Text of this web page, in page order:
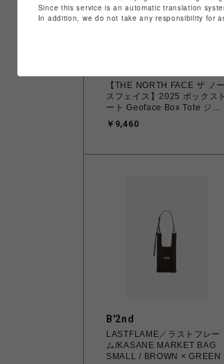
【THE NORTH FACE ザ ノー
スフェイス】2025 ボックスト
ート Geoface Box Tote ジオ
NM32355 Kブラック
￥9,460
B'2nd
LASTFLAME／ラストフレー
ム/KASANE MARKET BAG
SMALL / BROWN × GREEN
Since this service is an automatic translation
In addition, we do not take any responsibility for